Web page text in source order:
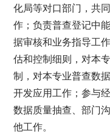
化局等对口部门，共
作；负责普查登记中
据审核和业务指导工
估和控制细则，对本
制，对本专业普查数
开发应用工作；参与
数据质量抽查、部门
他工作。